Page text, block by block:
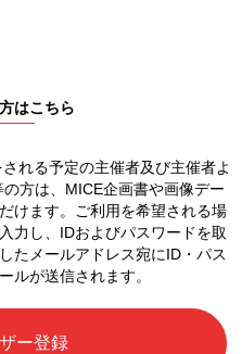
はこちら
れる予定の主催者及び主催者よ
方は、 MICE企画書や画像デー
けます。
ご利用を希望される場
力し、 IDおよびパスワードを取
たメールアドレス宛にID・パス
ルが送信されます。
ー登録